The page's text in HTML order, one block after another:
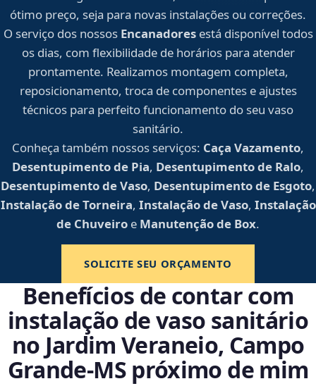
ótimo preço, seja para novas instalações ou correções.
O serviço dos nossos Encanadoresestá disponível todos
os dias, com flexibilidade de horários para atender
prontamente. Realizamos montagem completa,
reposicionamento, troca de componentes e ajustes
técnicos para perfeito funcionamento do seu vaso
sanitário.
Conheça também nossos serviços: Caça Vazamento,
Desentupimento de Pia, Desentupimento de Ralo,
Desentupimento de Vaso, Desentupimento de Esgoto,
Instalação de Torneira, Instalação de Vaso, Instalação
de Chuveiro e Manutenção de Box.
SOLICITE SEU ORÇAMENTO
Benefícios de contar com
instalação de vaso sanitário
no Jardim Veraneio, Campo
Grande‑MS próximo de mim